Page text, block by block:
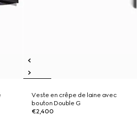
Veste en crêpe de laine avec
bouton Double G
€2,400